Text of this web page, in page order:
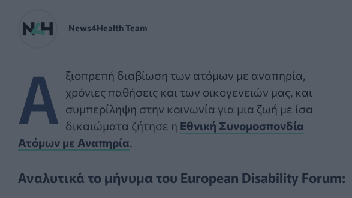
News4Health Team
Α ξιοπρεπή διαβίωση των ατόμων με αναπηρία,
χρόνιες παθήσεις και των οικογενειών μας, και
συμπερίληψη στην κοινωνία για μια ζωή με ίσα
δικαιώματα ζήτησε η Εθνική Συνομοσπονδία
Ατόμων με Αναπηρία.
Αναλυτικά το μήνυμα του European Disability Forum: